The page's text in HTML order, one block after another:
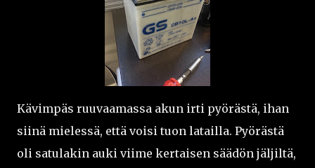
Kävimpäs ruuvaamassa akun irti pyörästä, ihan
siinä mielessä, että voisi tuon latailla. Pyörästä
oli satulakin auki viime kertaisen säädön jäljiltä,